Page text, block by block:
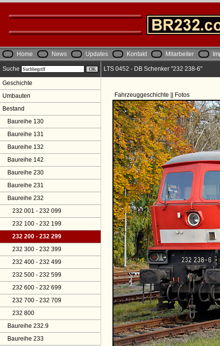
Home News Updates Kontakt Mitarbeiter
Suche
Geschichte
Umbauten
Bestand
Baureihe 130
Baureihe 131
Baureihe 132
Baureihe 142
Baureihe 230
Baureihe 231
Baureihe 232
232 001 - 232 099
232 100 - 232 199
232 200 - 232 299
232 300 - 232 399
232 400 - 232 499
232 500 - 232 599
232 600 - 232 699
232 700 - 232 709
232 800
Baureihe 232.9
Baureihe 233
LTS 0452 - DB Schenker "232 238-6"
Fahrzeuggeschichte || Fotos